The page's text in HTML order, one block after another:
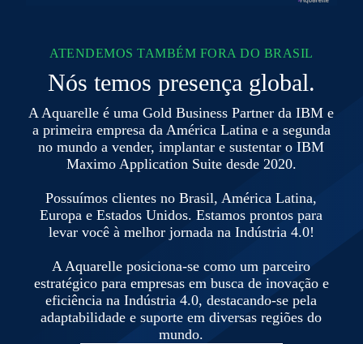
ATENDEMOS TAMBÉM FORA DO BRASIL
Nós temos presença global.
A Aquarelle é uma Gold Business Partner da IBM e
a primeira empresa da América Latina e a segunda
no mundo a vender, implantar e sustentar o IBM
Maximo Application Suite desde 2020.
Possuímos clientes no Brasil, América Latina,
Europa e Estados Unidos. Estamos prontos para
levar você à melhor jornada na Indústria 4.0!
A Aquarelle posiciona-se como um parceiro
estratégico para empresas em busca de inovação e
eficiência na Indústria 4.0, destacando-se pela
adaptabilidade e suporte em diversas regiões do
mundo.